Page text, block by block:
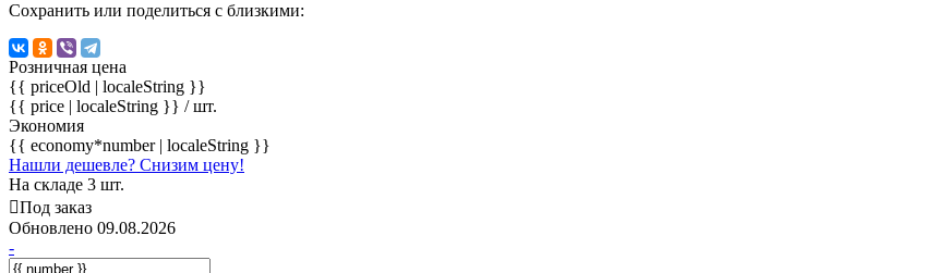
Сохранить или поделиться с близкими:
Розничная цена
{{ priceOld | localeString }}
{{ price | localeString }} / шт.
Экономия
{{ economy*number | localeString }}
Нашли дешевле? Снизим цену!
На складе 3 шт.
Под заказ
Обновлено 09.08.2026
-